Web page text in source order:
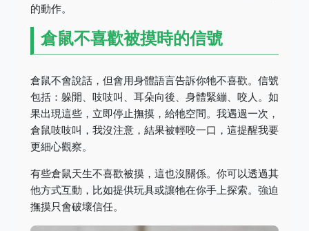
的動作。
倉鼠不喜歡被摸時的信號
倉鼠不會說話，但會用身體語言告訴你牠不喜歡。信號
包括：躲開、吱吱叫、耳朵向後、身體緊繃、咬人。如
果出現這些，立即停止撫摸，給牠空間。我遇過一次，
倉鼠吱吱叫，我沒注意，結果被輕咬一口，這提醒我要
更細心觀察。
有些倉鼠天生不喜歡被摸，這也沒關係。你可以透過其
他方式互動，比如提供玩具或讓牠在你手上探索。強迫
撫摸只會破壞信任。